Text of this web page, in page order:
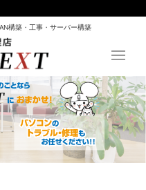
構築・工事・サーバー構築